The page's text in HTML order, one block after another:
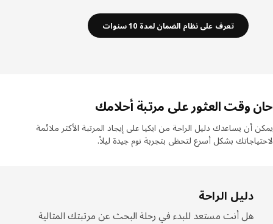
تعرف على نظام الضمان لمدة 10 سنوات
وقت العثور على مرتبة أحلامك
أن يساعدك دليل الراحة من ايكيا على إيجاد المرتبة الأكثر ملائمة
بشكل أسرع لتحظى بتجربة نوم جيدة ليلاً.
دليل الراحة
هل أنت مستعد للبدء في رحلة البحث عن مرتبتك المثالية